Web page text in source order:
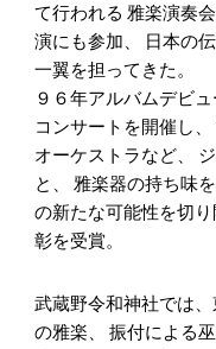
て行われる 雅楽演奏
演にも参加、 日本の
一翼を担ってきた。
９６年アルバムデビ
コンサートを開催し
オーケストラなど、
と、 雅楽器の持ち味
の新たな可能性を切
彰を受賞。
武蔵野令和神社では
の雅楽、 振付による